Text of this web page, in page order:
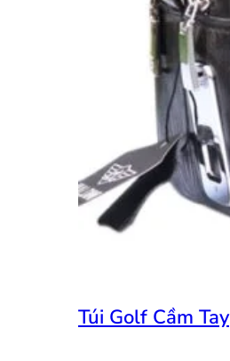
Túi Golf Cầm Tay